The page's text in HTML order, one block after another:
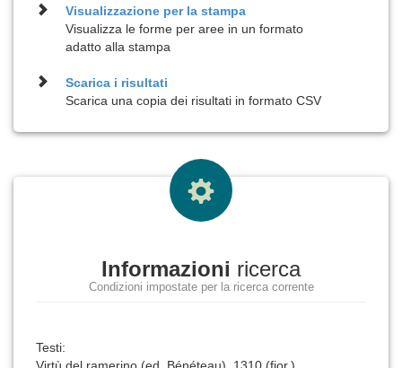
Visualizzazione per lastampa
Visualizza le forme per aree in un formato
adatto alla stampa
Scarica i risultati
Scarica una copia dei risultati in formato CSV
Informazioni ricerca
Condizioni impostate per la ricerca corrente
Testi: